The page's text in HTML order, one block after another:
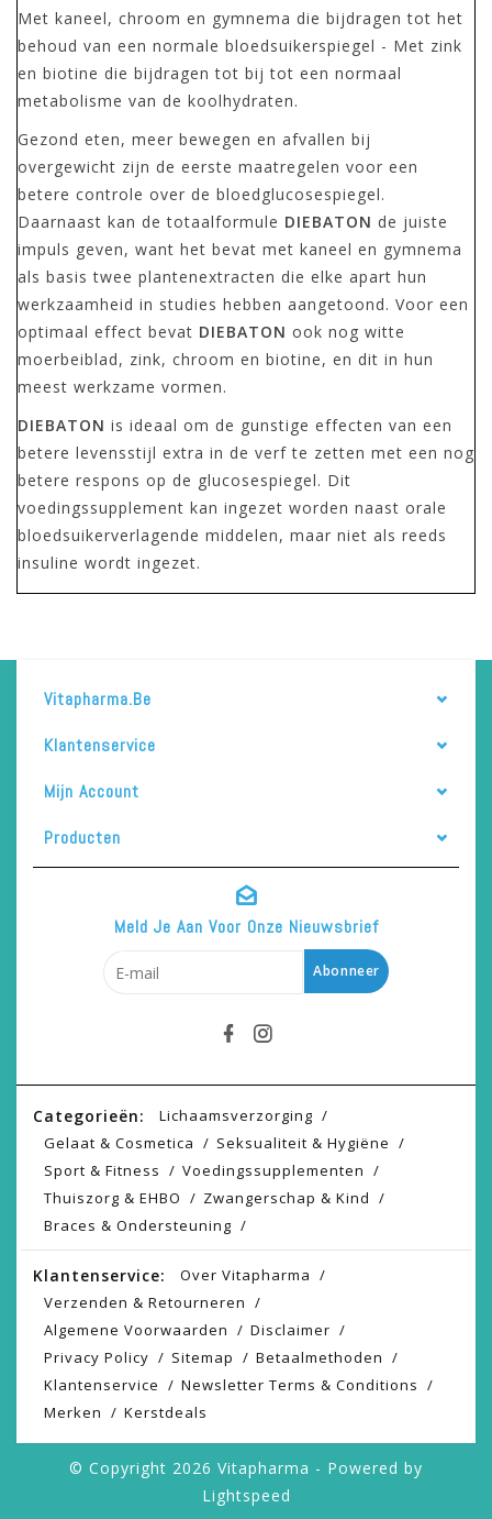
Met kaneel, chroom en gymnema die bijdragen tot het
behoud van een normale bloedsuikerspiegel - Met zink
en biotine die bijdragen tot bij tot een normaal
metabolisme van de koolhydraten.
Gezond eten, meer bewegen en afvallen bij
overgewicht zijn de eerste maatregelen voor een
betere controle over de bloedglucosespiegel.
Daarnaast kan de totaalformule DIEBATON de juiste
impuls geven, want het bevat met kaneel en gymnema
als basis twee plantenextracten die elke apart hun
werkzaamheid in studies hebben aangetoond. Voor een
optimaal effect bevat DIEBATON ook nog witte
moerbeiblad, zink, chroom en biotine, en dit in hun
meest werkzame vormen.
DIEBATON is ideaal om de gunstige effecten van een
betere levensstijl extra in de verf te zetten met een nog
betere respons op de glucosespiegel. Dit
voedingssupplement kan ingezet worden naast orale
bloedsuikerverlagende middelen, maar niet als reeds
insuline wordt ingezet.
Vitapharma.be
Klantenservice
Mijn Account
Producten
Meld Je Aan Voor Onze Nieuwsbrief
Abonneer
Categorieën:
Lichaamsverzorging
Gelaat & Cosmetica
Seksualiteit & Hygiëne
Sport & Fitness
Voedingssupplementen
Thuiszorg & EHBO
Zwangerschap & Kind
Braces & Ondersteuning
Klantenservice:
Over Vitapharma
Verzenden & Retourneren
Algemene Voorwaarden
Disclaimer
Privacy Policy
Sitemap
Betaalmethoden
Klantenservice
Newsletter Terms & Conditions
Merken
Kerstdeals
© Copyright 2026 Vitapharma - Powered by
Lightspeed